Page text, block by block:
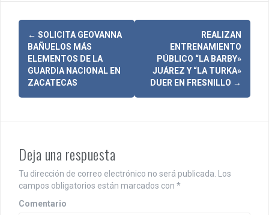
N
e
a
c
i
← SOLICITA GEOVANNA
BAÑUELOS MÁS
ELEMENTOS DE LA
GUARDIA NACIONAL EN
ZACATECAS
REALIZAN
ENTRENAMIENTO
PÚBLICO “LA BARBY»
JUÁREZ Y “LA TURKA»
DUER EN FRESNILLO →
Deja una respuesta
Tu dirección de correo electrónico no será publicada.
Los
campos obligatorios están marcados con *
Comentario